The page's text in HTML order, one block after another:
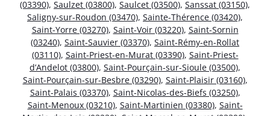
(03390), Saulzet (03800), Saulcet (03500), Sanssat (03150),
Saligny-sur-Roudon (03470), Sainte-Thérence (03420),
Saint-Yorre (03270), Saint-Voir (03220), Saint-Sornin
(03240), Saint-Sauvier (03370), Saint-Rémy-en-Rollat
(03110), Saint-Priest-en-Murat (03390), Saint-Priest-
d’Andelot (03800), Saint-Pourçain-sur-Sioule (03500),
Saint-Pourçain-sur-Besbre (03290), Saint-Plaisir (03160),
Saint-Palais (03370), Saint-Nicolas-des-Biefs (03250),
Saint-Menoux (03210), Saint-Martinien (03380), Saint-